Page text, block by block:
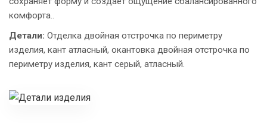
комфорта..
Детали: Отделка двойная отстрочка по периметру
изделия, кант атласный, окантовка двойная отстрочка по
периметру изделия, кант серый, атласный.